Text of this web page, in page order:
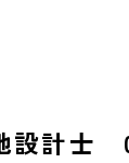
設計士